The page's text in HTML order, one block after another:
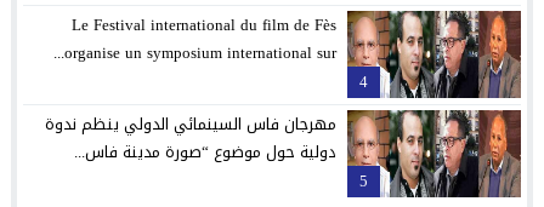
4
Le Festival international du film de Fès
organise un symposium international sur...
5
مهرجان فاس السينمائي الدولي ينظم ندوة
دولية حول موضوع “صورة مدينة فاس...